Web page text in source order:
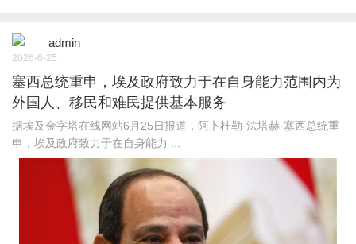
admin
2026-6-25
塞西总统重申，埃及政府致力于在自身能力范围内为
外国人、移民和难民提供基本服务
据埃及金字塔在线网站6月25日报道，阿卜杜勒·法塔赫·塞西总统重
申，埃及政府致力于在自身能力 ...